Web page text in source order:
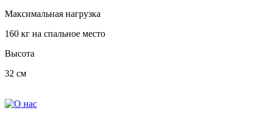
Максимальная нагрузка
160 кг на спальное место
Высота
32 см